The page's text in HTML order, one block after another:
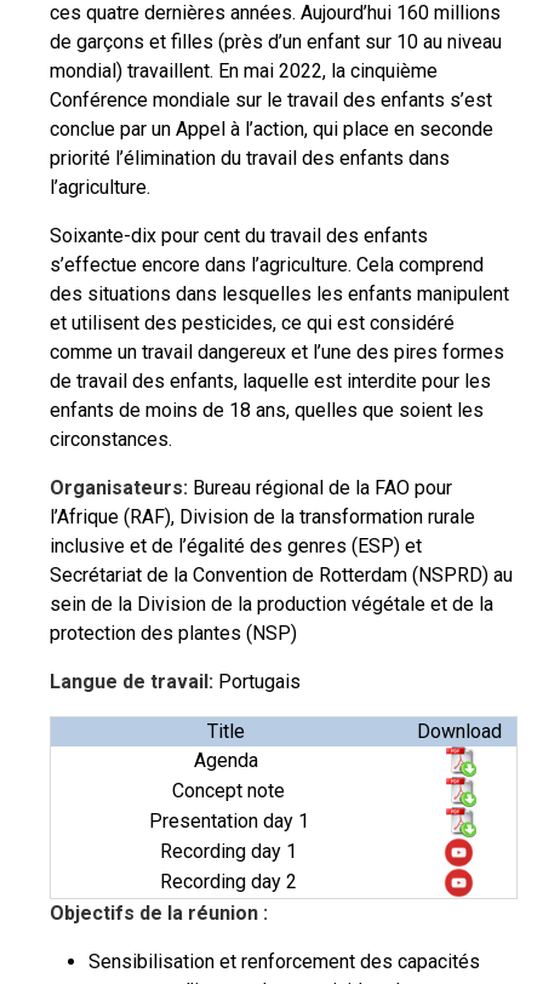
ces quatre dernières années. Aujourd’hui 160 millions
de garçons et filles (près d’un enfant sur 10 au niveau
mondial) travaillent. En mai 2022, la cinquième
Conférence mondiale sur le travail des enfants s’est
conclue par un Appel à l’action, qui place en seconde
priorité l’élimination du travail des enfants dans
l’agriculture.
Soixante-dix pour cent du travail des enfants
s’effectue encore dans l’agriculture. Cela comprend
des situations dans lesquelles les enfants manipulent
et utilisent des pesticides, ce qui est considéré
comme un travail dangereux et l’une des pires formes
de travail des enfants, laquelle est interdite pour les
enfants de moins de 18 ans, quelles que soient les
circonstances.
Organisateurs: Bureau régional de la FAO pour
l’Afrique (RAF), Division de la transformation rurale
inclusive et de l’égalité des genres (ESP) et
Secrétariat de la Convention de Rotterdam (NSPRD) au
sein de la Division de la production végétale et de la
protection des plantes (NSP)
Langue de travail: Portugais
Title
Download
Agenda
Concept note
Presentation day 1
Recording day 1
Recording day 2
Objectifs de la réunion :
Sensibilisation et renforcement des capacités